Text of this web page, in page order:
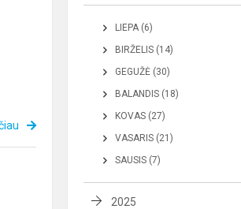
LIEPA (6)
BIRŽELIS (14)
GEGUŽĖ (30)
BALANDIS (18)
KOVAS (27)
VASARIS (21)
SAUSIS (7)
2025